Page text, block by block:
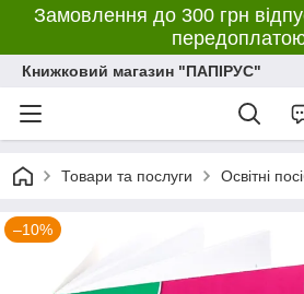
Замовлення до 300 грн
Книжковий магазин "ПАПІРУС"
Товари та послуги Освітні
–10%